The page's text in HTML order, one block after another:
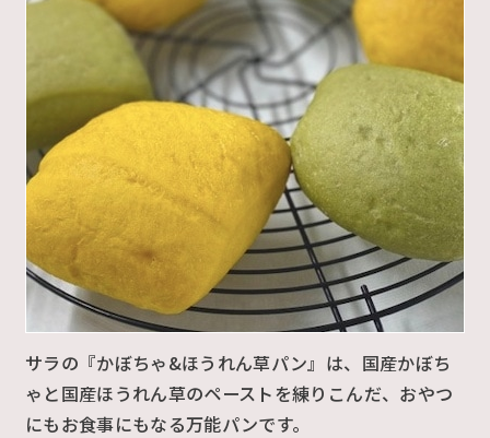
サラの『かぼちゃ&ほうれん草パン』は、国産かぼち
ゃと国産ほうれん草のペーストを練りこんだ、おやつ
にもお食事にもなる万能パンです。